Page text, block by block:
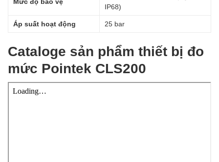
Mức độ bảo vệ
IP68)
Áp suất hoạt động 25 bar
Cataloge sản phẩm thiết bị đo
mức Pointek CLS200